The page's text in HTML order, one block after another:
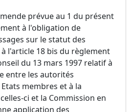
prévue au 1 du présent
à l'obligation de
sur le statut des
l'article 18 bis du règlement
du 13 mars 1997 relatif à
entre les autorités
membres et à la
ci et la Commission en
application des